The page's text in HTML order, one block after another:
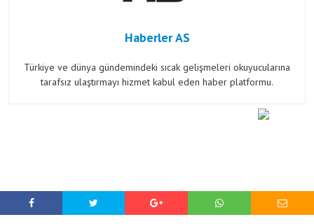
Haberler AS
Türkiye ve dünya gündemindeki sıcak gelişmeleri okuyucularına
tarafsız ulaştırmayı hizmet kabul eden haber platformu.